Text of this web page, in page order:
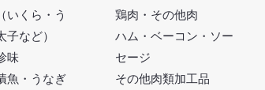
いくら・う
子など）
味
魚・うなぎ
鶏肉・その他肉
ハム・ベーコン・ソー
セージ
その他肉類加工品